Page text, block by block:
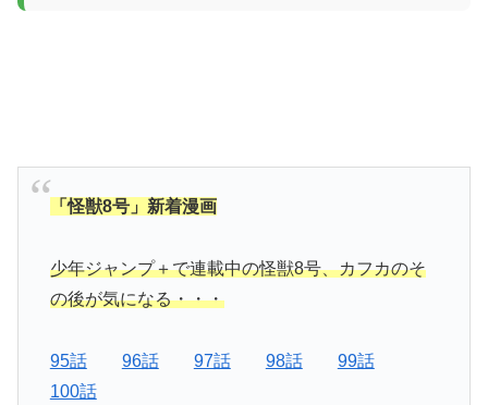
「怪獣8号」新着漫画
少年ジャンプ＋で連載中の怪獣8号、カフカのそ
の後が気になる・・・
95話 96話 97話 98話
99話
100話